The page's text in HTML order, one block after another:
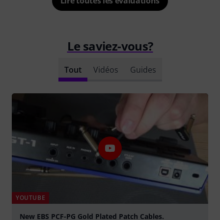
Le saviez-vous?
Tout Vidéos Guides
YOUTUBE
New EBS PCF-PG Gold Plated Patch Cables.